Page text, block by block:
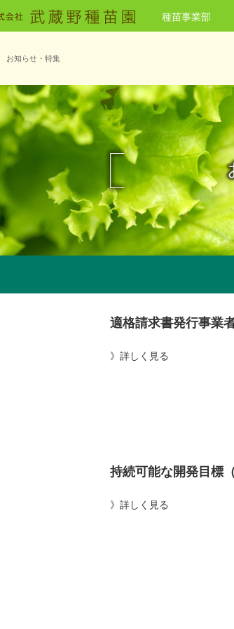
種苗事業部
お知らせ・特集
適格請求書発行事業
》詳しく見る
持続可能な開発目標
》詳しく見る